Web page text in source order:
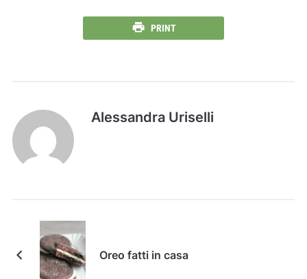
PRINT
Alessandra Uriselli
Oreo fatti in casa